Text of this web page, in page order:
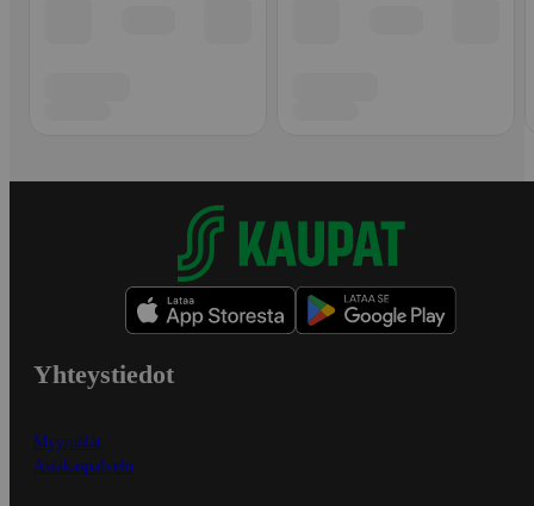
Yhteystiedot
Myymälät
Asiakaspalvelu